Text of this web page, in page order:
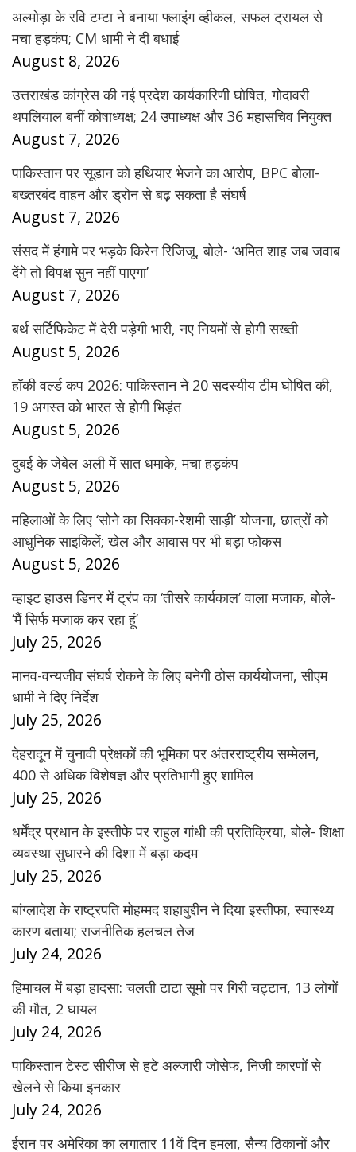
अल्मोड़ा के रवि टम्टा ने बनाया फ्लाइंग व्हीकल, सफल ट्रायल से
मचा हड़कंप; CM धामी ने दी बधाई
August 8, 2026
उत्तराखंड कांग्रेस की नई प्रदेश कार्यकारिणी घोषित, गोदावरी
थपलियाल बनीं कोषाध्यक्ष; 24 उपाध्यक्ष और 36 महासचिव नियुक्त
August 7, 2026
पाकिस्तान पर सूडान को हथियार भेजने का आरोप, BPC बोला-
बख्तरबंद वाहन और ड्रोन से बढ़ सकता है संघर्ष
August 7, 2026
संसद में हंगामे पर भड़के किरेन रिजिजू, बोले- ‘अमित शाह जब जवाब
देंगे तो विपक्ष सुन नहीं पाएगा’
August 7, 2026
बर्थ सर्टिफिकेट में देरी पड़ेगी भारी, नए नियमों से होगी सख्ती
August 5, 2026
हॉकी वर्ल्ड कप 2026: पाकिस्तान ने 20 सदस्यीय टीम घोषित की,
19 अगस्त को भारत से होगी भिड़ंत
August 5, 2026
दुबई के जेबेल अली में सात धमाके, मचा हड़कंप
August 5, 2026
महिलाओं के लिए ‘सोने का सिक्का-रेशमी साड़ी’ योजना, छात्रों को
आधुनिक साइकिलें; खेल और आवास पर भी बड़ा फोकस
August 5, 2026
व्हाइट हाउस डिनर में ट्रंप का ‘तीसरे कार्यकाल’ वाला मजाक, बोले-
‘मैं सिर्फ मजाक कर रहा हूं’
July 25, 2026
मानव-वन्यजीव संघर्ष रोकने के लिए बनेगी ठोस कार्ययोजना, सीएम
धामी ने दिए निर्देश
July 25, 2026
देहरादून में चुनावी प्रेक्षकों की भूमिका पर अंतरराष्ट्रीय सम्मेलन,
400 से अधिक विशेषज्ञ और प्रतिभागी हुए शामिल
July 25, 2026
धर्मेंद्र प्रधान के इस्तीफे पर राहुल गांधी की प्रतिक्रिया, बोले- शिक्षा
व्यवस्था सुधारने की दिशा में बड़ा कदम
July 25, 2026
बांग्लादेश के राष्ट्रपति मोहम्मद शहाबुद्दीन ने दिया इस्तीफा, स्वास्थ्य
कारण बताया; राजनीतिक हलचल तेज
July 24, 2026
हिमाचल में बड़ा हादसा: चलती टाटा सूमो पर गिरी चट्टान, 13 लोगों
की मौत, 2 घायल
July 24, 2026
पाकिस्तान टेस्ट सीरीज से हटे अल्जारी जोसेफ, निजी कारणों से
खेलने से किया इनकार
July 24, 2026
ईरान पर अमेरिका का लगातार 11वें दिन हमला, सैन्य ठिकानों और